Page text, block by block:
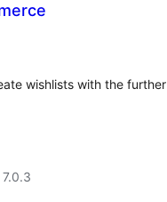
wishlists with the further